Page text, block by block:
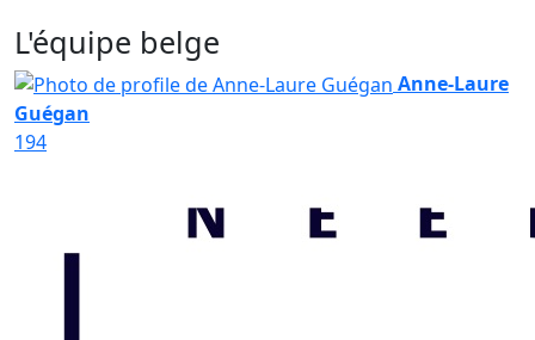
L'équipe belge
Anne-Laure
Guégan
194